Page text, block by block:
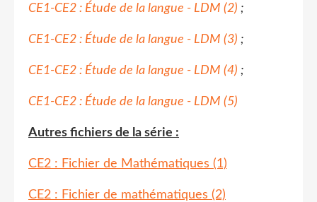
CE1-CE2 : Étude de la langue - LDM (2) ;
CE1-CE2 : Étude de la langue - LDM (3) ;
CE1-CE2 : Étude de la langue - LDM (4) ;
CE1-CE2 : Étude de la langue - LDM (5)
Autres fichiers de la série :
CE2 : Fichier de Mathématiques (1)
CE2 : Fichier de mathématiques (2)